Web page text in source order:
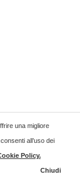
una migliore
all’uso dei
Policy.
Chiudi